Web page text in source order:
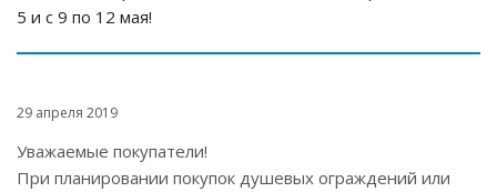
5 и с 9 по 12 мая!
29 апреля 2019
Уважаемые покупатели!
При планировании покупок душевых ограждений или